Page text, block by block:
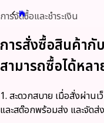
การจัดซื้อและชำระเงิน
การสั่งซื้อสินค้า
สามารถซื้อได้หล
1. สะดวกสบาย เมื่อสั่งผ่านเ
และสต๊อกพร้อมส่ง และจัด